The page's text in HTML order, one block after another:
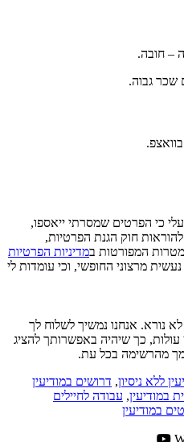
– חובה.
כי הפרטים שמסרתי ייאספו,
חוק הגנת הפרטיות,
מדיניות הפרטיות
מרצוני החופשי, וכי עומדות לי
נורא. אנחנו נמשיך לשלוח לך
עולות, כך שיהיה באפשרותך להציג
מהרשימה בכל עת.
ללא ניסיון, דרושים במודיעין
במודיעין, עבודה לחיילים
במודיעין